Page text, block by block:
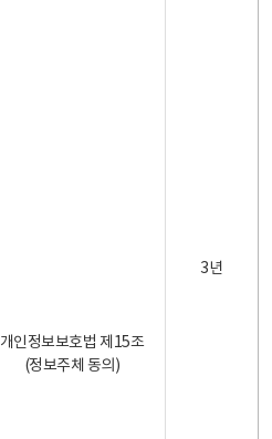
개인정보보호법 제15조
(정보주체 동의)
3년